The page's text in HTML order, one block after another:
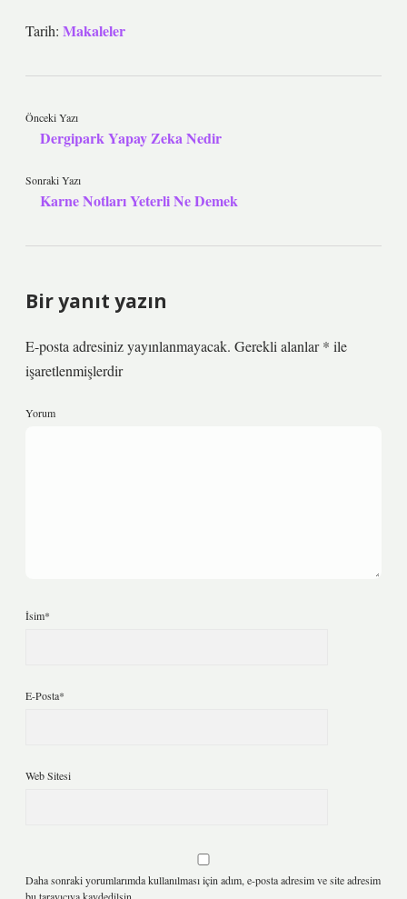
Tarih: Makaleler
Önceki Yazı
Dergipark Yapay Zeka Nedir
Sonraki Yazı
Karne Notları Yeterli Ne Demek
Bir yanıt yazın
E-posta adresiniz yayınlanmayacak. Gerekli alanlar* ile
işaretlenmişlerdir
Yorum
İsim*
E-Posta*
Web Sitesi
Daha sonraki yorumlarımda kullanılması için adım, e-posta adresim ve site adresim